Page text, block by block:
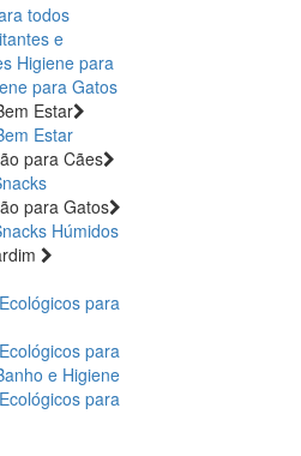
todos
e
Higiene para
para Gatos
Estar
Estar
para Cães
para Gatos
Húmidos
para
para
e Higiene
para